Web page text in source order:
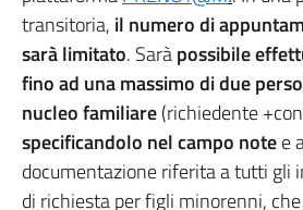
transitoria, il numero di
sarà limitato. Saràpossibile
fino ad una massimo di due
nucleo familiare(richiedente
specificandolo nel campo notee
documentazione riferita a tutti gli
di richiesta per figli minorenni,